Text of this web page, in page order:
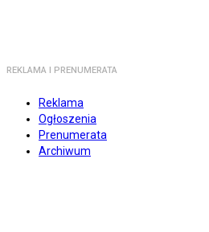
REKLAMA I PRENUMERATA
Reklama
Ogłoszenia
Prenumerata
Archiwum